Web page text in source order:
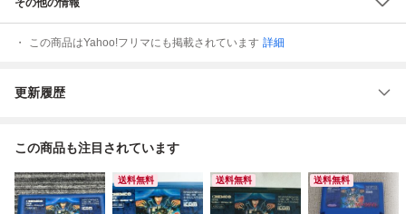
その他の情報
この商品はYahoo!フリマにも掲載されています 詳細
更新履歴
この商品も注目されています
送料無料 送料無料 送料無料